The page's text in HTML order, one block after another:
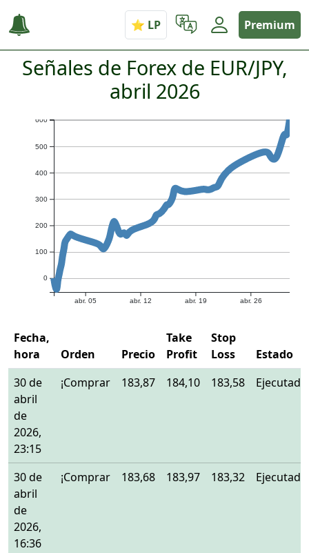
Premium
Señales de Forex de EUR/JPY,
abril 2026
abr. 05 abr. 12 abr. 19 abr. 26
0
100
200
300
400
500
600
Fecha,
hora
Orden Precio
Take
Profit
Stop
Loss
Estado
30 de
abril
de
2026,
23:15
¡Comprar 183,87 184,10 183,58 Ejecutado
30 de
abril
de
2026,
16:36
¡Comprar 183,68 183,97 183,32 Ejecutado